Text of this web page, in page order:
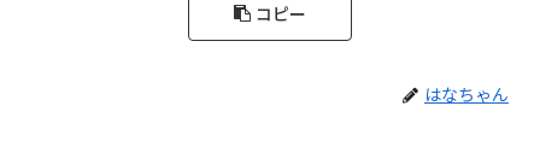
コピー
はなちゃん